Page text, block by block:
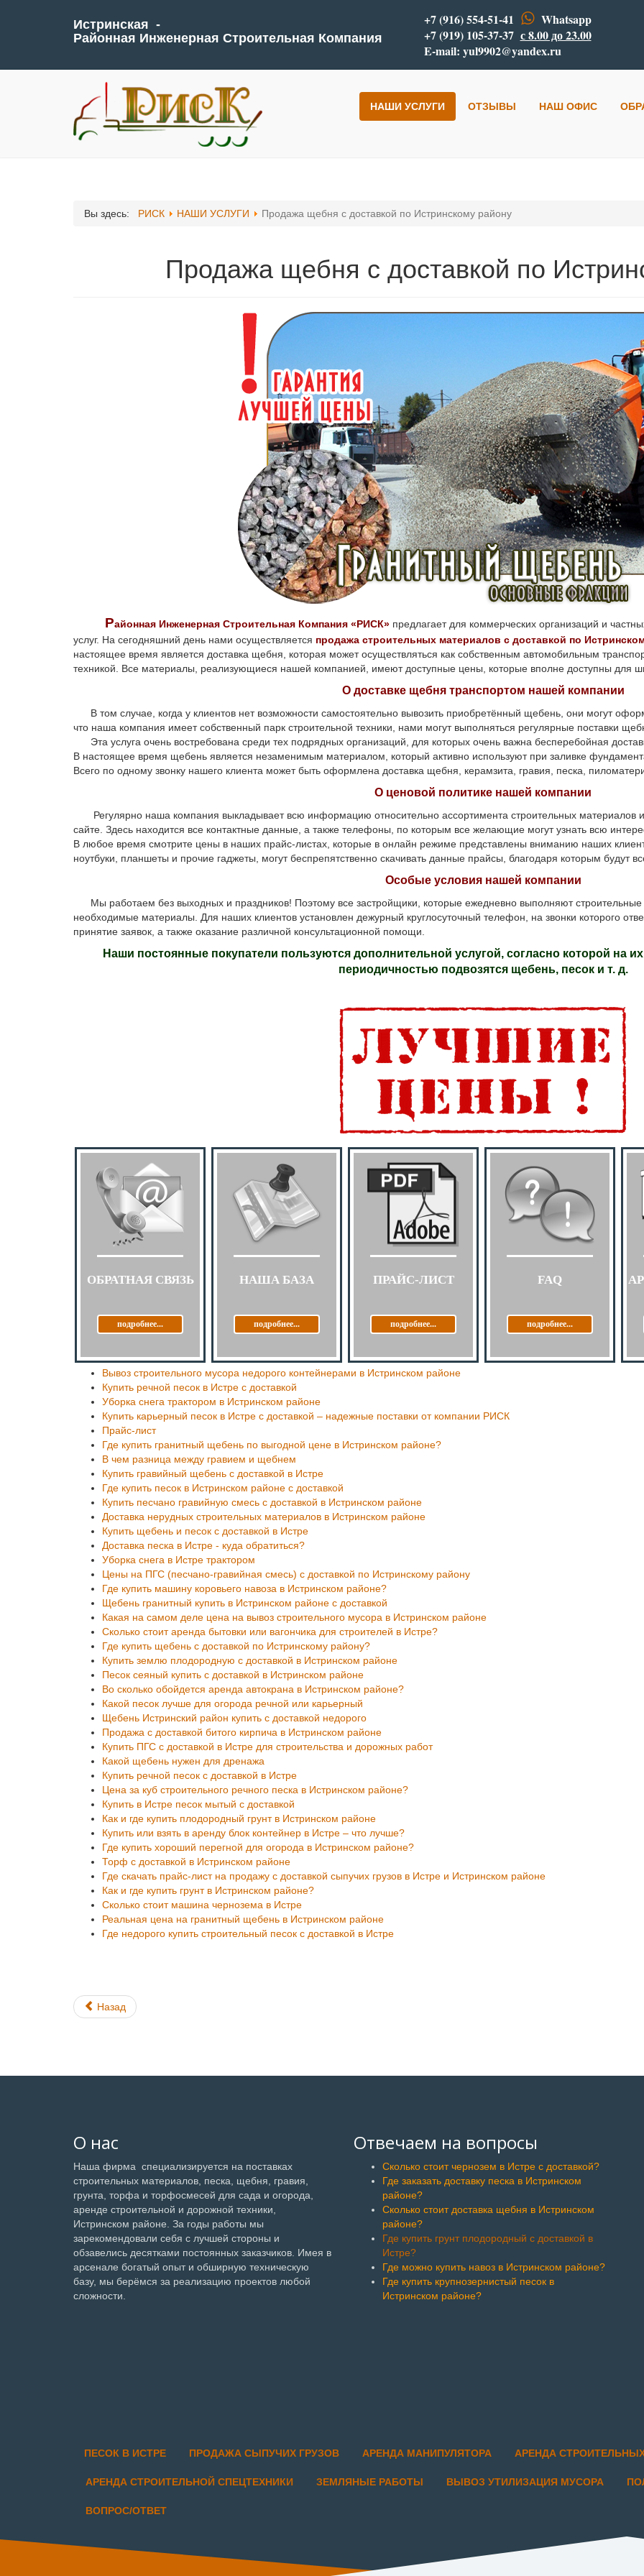
Истринская -
Районная Инженерная Строительная Компания
+7 (916) 554-51-41
Whatsapp
+7 (919) 105-37-37 с 8.00 до 23.00
E-mail: yul9902@yandex.ru
НАШИ УСЛУГИ ОТЗЫВЫ НАШ ОФИС
Вы здесь: РИСК НАШИ УСЛУГИ Продажа щебня с доставкой по Истринскому району
Продажа щебня с доставкой по
Районная Инженерная Строительная Компания «РИСК» предлагает для коммерческих организаций и
услуг. На сегодняшний день нами осуществляется продажа строительных материалов с доставкой по
настоящее время является доставка щебня, которая может осуществляться как собственным автомобильным
техникой. Все материалы, реализующиеся нашей компанией, имеют доступные цены, которые вполне доступны для
О доставке щебня транспортом нашей компании
В том случае, когда у клиентов нет возможности самостоятельно вывозить приобретённый щебень, они могут
что наша компания имеет собственный парк строительной техники, нами могут выполняться регулярные поставки
Эта услуга очень востребована среди тех подрядных организаций, для которых очень важна бесперебойная
В настоящее время щебень является незаменимым материалом, который активно используют при заливке
Всего по одному звонку нашего клиента может быть оформлена доставка щебня, керамзита, гравия, песка,
О ценовой политике нашей компании
Регулярно наша компания выкладывает всю информацию относительно ассортимента строительных материалов
сайте. Здесь находится все контактные данные, а также телефоны, по которым все желающие могут узнать всю
В любое время смотрите цены в наших прайс-листах, которые в онлайн режиме представлены вниманию наших
ноутбуки, планшеты и прочие гаджеты, могут беспрепятственно скачивать данные прайсы, благодаря которым будут
Особые условия нашей компании
Мы работаем без выходных и праздников! Поэтому все застройщики, которые ежедневно выполняют строительные
необходимые материалы. Для наших клиентов установлен дежурный круглосуточный телефон, на звонки которого
принятие заявок, а также оказание различной консультационной помощи.
Наши постоянные покупатели пользуются дополнительной услугой, согласно которой на
периодичностью подвозятся щебень, песок и т. д.
ОБРАТНАЯ СВЯЗЬ
подробнее...
НАША БАЗА
подробнее...
ПРАЙС-ЛИСТ
подробнее...
FAQ
подробнее...
Вывоз строительного мусора недорого контейнерами в Истринском районе
Купить речной песок в Истре с доставкой
Уборка снега трактором в Истринском районе
Купить карьерный песок в Истре с доставкой – надежные поставки от компании РИСК
Прайс-лист
Где купить гранитный щебень по выгодной цене в Истринском районе?
В чем разница между гравием и щебнем
Купить гравийный щебень с доставкой в Истре
Где купить песок в Истринском районе с доставкой
Купить песчано гравийную смесь с доставкой в Истринском районе
Доставка нерудных строительных материалов в Истринском районе
Купить щебень и песок с доставкой в Истре
Доставка песка в Истре - куда обратиться?
Уборка снега в Истре трактором
Цены на ПГС (песчано-гравийная смесь) с доставкой по Истринскому району
Где купить машину коровьего навоза в Истринском районе?
Щебень гранитный купить в Истринском районе с доставкой
Какая на самом деле цена на вывоз строительного мусора в Истринском районе
Сколько стоит аренда бытовки или вагончика для строителей в Истре?
Где купить щебень с доставкой по Истринскому району?
Купить землю плодородную с доставкой в Истринском районе
Песок сеяный купить с доставкой в Истринском районе
Во сколько обойдется аренда автокрана в Истринском районе?
Какой песок лучше для огорода речной или карьерный
Щебень Истринский район купить с доставкой недорого
Продажа с доставкой битого кирпича в Истринском районе
Купить ПГС с доставкой в Истре для строительства и дорожных работ
Какой щебень нужен для дренажа
Купить речной песок с доставкой в Истре
Цена за куб строительного речного песка в Истринском районе?
Купить в Истре песок мытый с доставкой
Как и где купить плодородный грунт в Истринском районе
Купить или взять в аренду блок контейнер в Истре – что лучше?
Где купить хороший перегной для огорода в Истринском районе?
Торф с доставкой в Истринском районе
Где скачать прайс-лист на продажу с доставкой сыпучих грузов в Истре и Истринском районе
Как и где купить грунт в Истринском районе?
Сколько стоит машина чернозема в Истре
Реальная цена на гранитный щебень в Истринском районе
Где недорого купить строительный песок с доставкой в Истре
Назад
О нас
Наша фирма специализируется на поставках
строительных материалов, песка, щебня, гравия,
грунта, торфа и торфосмесей для сада и огорода,
аренде строительной и дорожной техники,
Истринском районе. За годы работы мы
зарекомендовали себя с лучшей стороны и
обзавелись десятками постоянных заказчиков. Имея в
арсенале богатый опыт и обширную техническую
базу, мы берёмся за реализацию проектов любой
сложности.
Отвечаем на вопросы
Сколько стоит чернозем в Истре с доставкой?
Где заказать доставку песка в Истринском
районе?
Сколько стоит доставка щебня в Истринском
районе?
Где купить грунт плодородный с доставкой в
Истре?
Где можно купить навоз в Истринском районе?
Где купить крупнозернистый песок в
Истринском районе?
ПЕСОК В ИСТРЕ ПРОДАЖА СЫПУЧИХ ГРУЗОВ АРЕНДА МАНИПУЛЯТОРА АРЕНДА
АРЕНДА СТРОИТЕЛЬНОЙ СПЕЦТЕХНИКИ ЗЕМЛЯНЫЕ РАБОТЫ ВЫВОЗ УТИЛИЗАЦИЯ МУСОРА
ВОПРОС/ОТВЕТ